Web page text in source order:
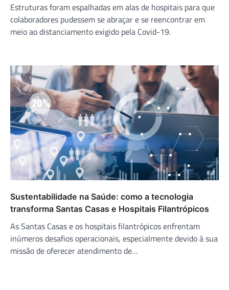
Estruturas foram espalhadas em alas de hospitais para que
colaboradores pudessem se abraçar e se reencontrar em
meio ao distanciamento exigido pela Covid-19.
Sustentabilidade na Saúde: como a tecnologia
transforma Santas Casas e Hospitais Filantrópicos
As Santas Casas e os hospitais filantrópicos enfrentam
inúmeros desafios operacionais, especialmente devido à sua
missão de oferecer atendimento de…